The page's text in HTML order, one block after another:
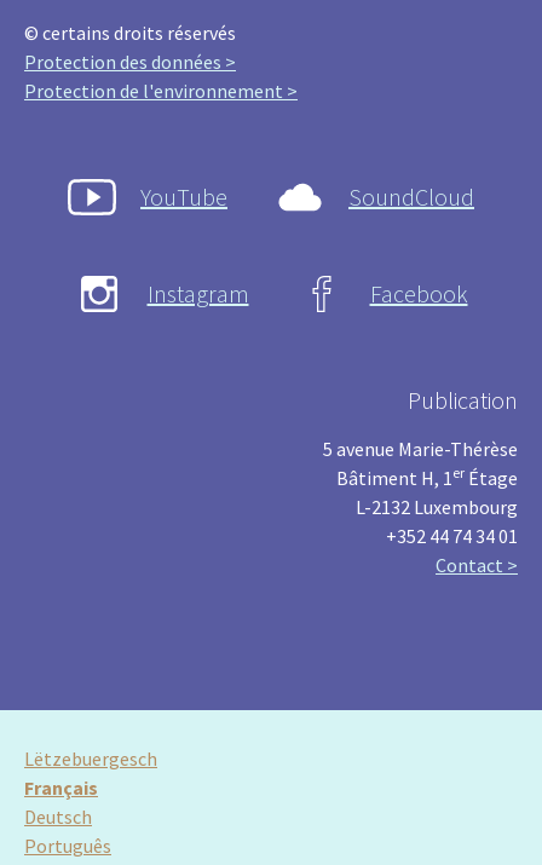
© certains droits réservés
Protection des données >
Protection de l'environnement >
YouTube SoundCloud
Instagram Facebook
Publication
5 avenue Marie-Thérèse
Bâtiment H, 1 er Étage
L-2132 Luxembourg
+352 44 74 34 01
Contact >
Lëtzebuergesch
Français
Deutsch
Português